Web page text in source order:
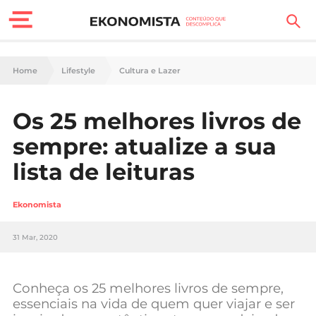
Finanças Pessoais
Carreira
Casa
Lifestyle
Sociedade
Negócios
Home Lifestyle Cultura e Lazer
Os 25 melhores livros de
sempre: atualize a sua
lista de leituras
Ekonomista
31 Mar, 2020
Conheça os 25 melhores livros de sempre,
essenciais na vida de quem quer viajar e ser